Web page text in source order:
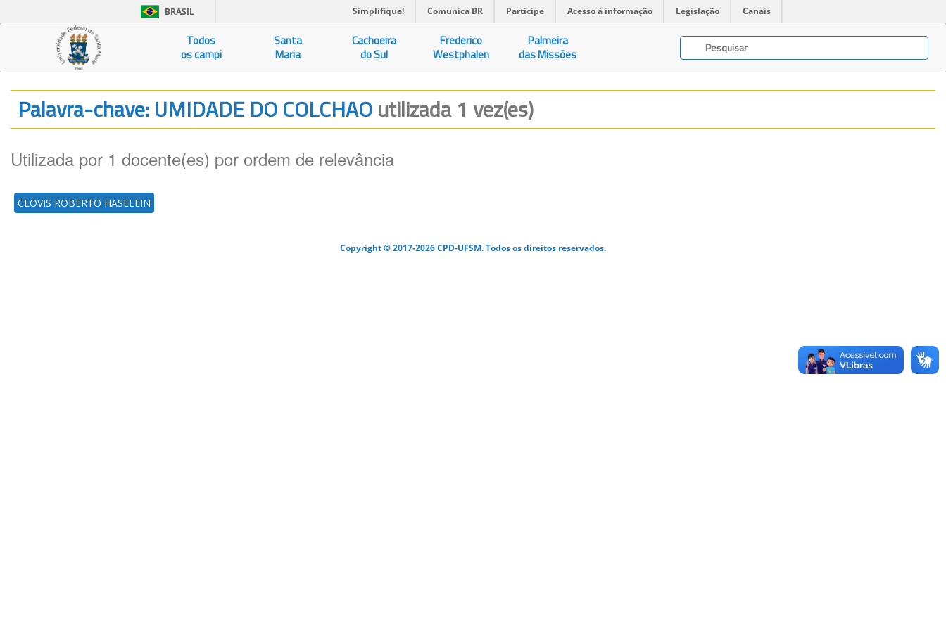
BRASIL Simplifique! Comunica BR Participe Acesso à informação Legislação Canais
Todos
os campi
Santa
Maria
Cachoeira
do Sul
Frederico
Westphalen
Palmeira
das Missões
Palavra-chave: UMIDADE DO COLCHAOutilizada 1 vez(es)
Utilizada por 1 docente(es) por ordem de relevância
CLOVIS ROBERTO HASELEIN
Copyright © 2017-2026 CPD-UFSM. Todos os direitos reservados.